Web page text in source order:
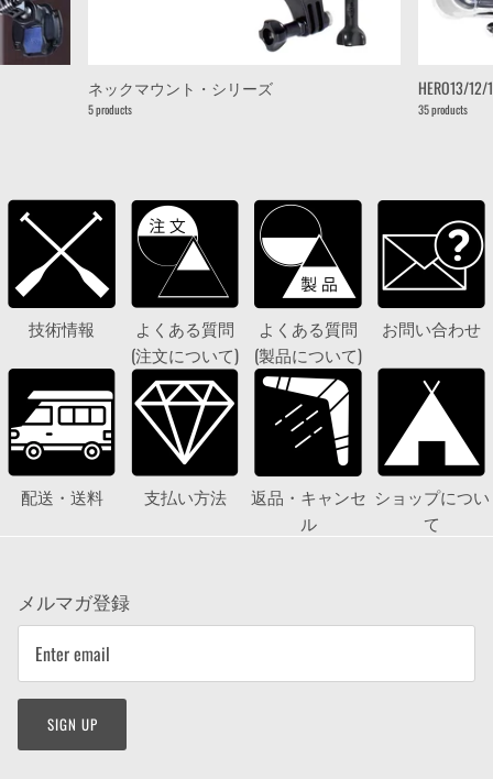
ネックマウント・シリーズ
5 products
HERO13/
35 products
技術情報
よくある質問
(注文について)
よくある質問
(製品について)
お問い合わせ
配送・送料 支払い方法
返品・キャンセ
ル
ショップについ
て
メルマガ登録
SIGN UP